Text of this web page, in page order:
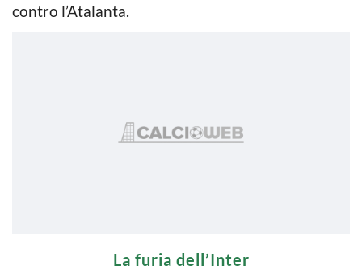
contro l’Atalanta.
La furia dell’Inter